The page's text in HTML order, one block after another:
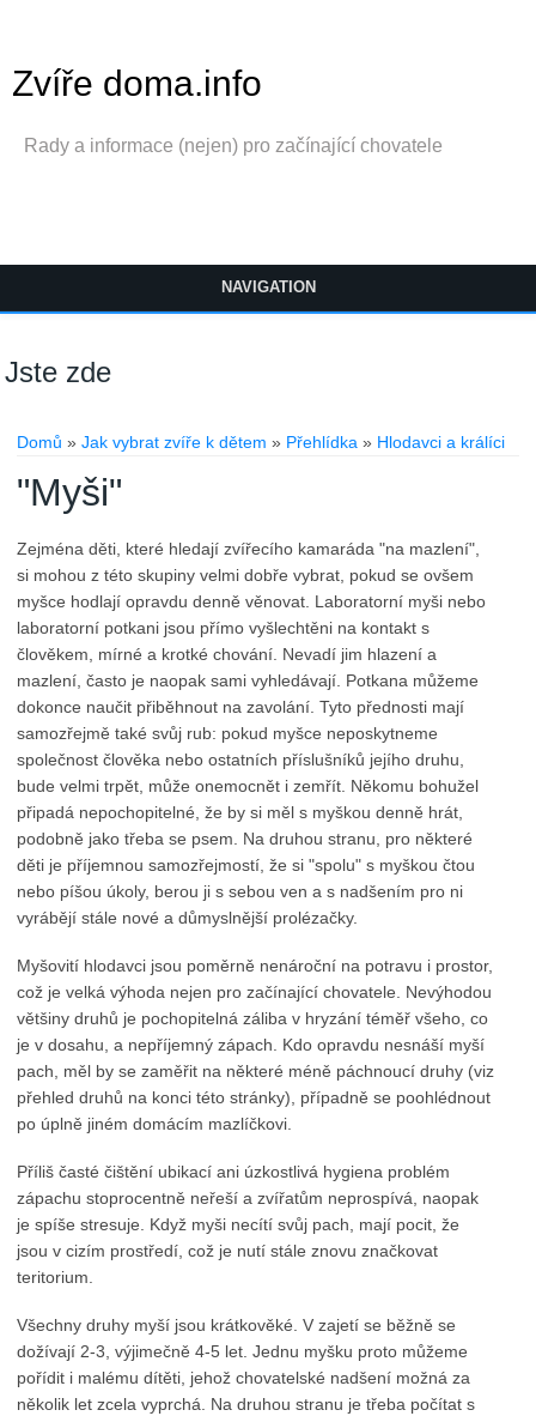
Zvíře doma.info
Rady a informace (nejen) pro začínající chovatele
NAVIGATION
Jste zde
Domů »Jak vybrat zvíře k dětem » Přehlídka » Hlodavci a králíci
"Myši"
Zejména děti, které hledají zvířecího kamaráda "na mazlení",
si mohou z této skupiny velmi dobře vybrat, pokud se ovšem
myšce hodlají opravdu denně věnovat. Laboratorní myši nebo
laboratorní potkani jsou přímo vyšlechtěni na kontakt s
člověkem, mírné a krotké chování. Nevadí jim hlazení a
mazlení, často je naopak sami vyhledávají. Potkana můžeme
dokonce naučit přiběhnout na zavolání. Tyto přednosti mají
samozřejmě také svůj rub: pokud myšce neposkytneme
společnost člověka nebo ostatních příslušníků jejího druhu,
bude velmi trpět, může onemocnět i zemřít. Někomu bohužel
připadá nepochopitelné, že by si měl s myškou denně hrát,
podobně jako třeba se psem. Na druhou stranu, pro některé
děti je příjemnou samozřejmostí, že si "spolu" s myškou čtou
nebo píšou úkoly, berou ji s sebou ven a s nadšením pro ni
vyrábějí stále nové a důmyslnější prolézačky.
Myšovití hlodavci jsou poměrně nenároční na potravu i prostor,
což je velká výhoda nejen pro začínající chovatele. Nevýhodou
většiny druhů je pochopitelná záliba v hryzání téměř všeho, co
je v dosahu, a nepříjemný zápach. Kdo opravdu nesnáší myší
pach, měl by se zaměřit na některé méně páchnoucí druhy (viz
přehled druhů na konci této stránky), případně se poohlédnout
po úplně jiném domácím mazlíčkovi.
Příliš časté čištění ubikací ani úzkostlivá hygiena problém
zápachu stoprocentně neřeší a zvířatům neprospívá, naopak
je spíše stresuje. Když myši necítí svůj pach, mají pocit, že
jsou v cizím prostředí, což je nutí stále znovu značkovat
teritorium.
Všechny druhy myší jsou krátkověké. V zajetí se běžně se
dožívají 2-3, výjimečně 4-5 let. Jednu myšku proto můžeme
pořídit i malému dítěti, jehož chovatelské nadšení možná za
několik let zcela vyprchá. Na druhou stranu je třeba počítat s